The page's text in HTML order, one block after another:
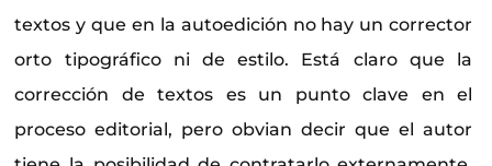
textos y que en la autoedición no hay un corrector
orto tipográfico ni de estilo. Está claro que la
corrección de textos es un punto clave en el
proceso editorial, pero obvian decir que el autor